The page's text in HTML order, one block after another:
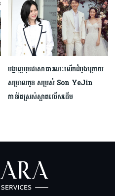
បង្ហាញមុខជាសាធារណៈលើកដំបូងក្រោយ
សម្រាលកូន សម្រស់ Son YeJin
កាន់តែស្រស់ស្អាតលើសដើម